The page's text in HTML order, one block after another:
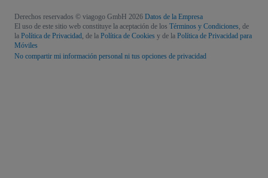
Derechos reservados © viagogo GmbH 2026 Datos de la Empresa
El uso de este sitio web constituye la aceptación de los Términos y Condiciones , de
la Política de Privacidad , de la Política de Cookies y de la Política de Privacidad para
Móviles
No compartir mi información personal ni tus opciones de privacidad